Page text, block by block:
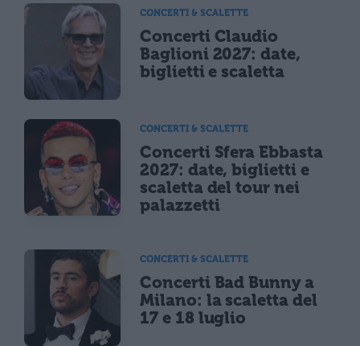
CONCERTI & SCALETTE
Concerti Claudio
Baglioni 2027: date,
biglietti e scaletta
CONCERTI & SCALETTE
Concerti Sfera Ebbasta
2027: date, biglietti e
scaletta del tour nei
palazzetti
CONCERTI & SCALETTE
Concerti Bad Bunny a
Milano: la scaletta del
17 e 18 luglio